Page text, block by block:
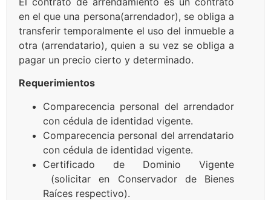
en el que una persona(arrendador), se obliga a
transferir temporalmente el uso del inmueble a
otra (arrendatario), quien a su vez se obliga a
pagar un precio cierto y determinado.
Requerimientos
Comparecencia personal del arrendador
con cédula de identidad vigente.
Comparecencia personal del arrendatario
con cédula de identidad vigente.
Certificado de Dominio Vigente
(solicitar en Conservador de Bienes
Raíces respectivo).